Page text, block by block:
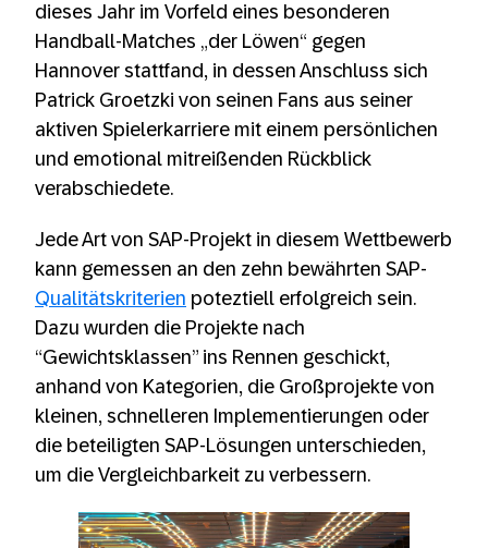
dieses Jahr im Vorfeld eines besonderen
Handball-Matches „der Löwen“ gegen
Hannover stattfand, in dessen Anschluss sich
Patrick Groetzki von seinen Fans aus seiner
aktiven Spielerkarriere mit einem persönlichen
und emotional mitreißenden Rückblick
verabschiedete.
Jede Art von SAP-Projekt in diesem Wettbewerb
kann gemessen an den zehn bewährten SAP-
Qualitätskriterien poteztiell erfolgreich sein.
Dazu wurden die Projekte nach
“Gewichtsklassen” ins Rennen geschickt,
anhand von Kategorien, die Großprojekte von
kleinen, schnelleren Implementierungen oder
die beteiligten SAP-Lösungen unterschieden,
um die Vergleichbarkeit zu verbessern.